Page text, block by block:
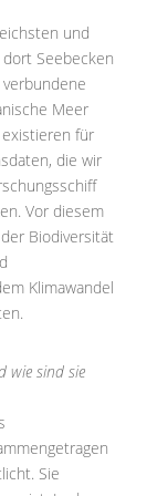
und
Seebecken
Meer
für
die wir
Vor diesem
Biodiversität
Klimawandel
wie sind sie
Sie